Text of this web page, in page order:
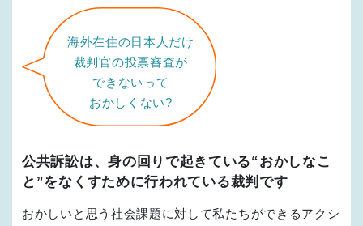
海外在住の日本人だけ
裁判官の投票審査が
できないって
おかしくない?
公共訴訟は、身の回りで起きている“おかしなこ
と”をなくすために行われている裁判です
おかしいと思う社会課題に対して私たちができるアクシ